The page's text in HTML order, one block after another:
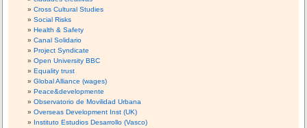
Cross Cultural Studies
Social Risks
Health & Safety
Canal Solidario
Project Syndicate
Open University BBC
Equality trust
Global Alliance (wages)
Peace&developmente
Observatorio de Movilidad Urbana
Overseas Development Inst (UK)
Instituto Estudios Desarrollo (Vasco)